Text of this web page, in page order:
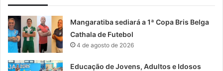
Mangaratiba sediará a 1ª Copa Bris Belga
Cathala de Futebol
4 de agosto de 2026
Educação de Jovens, Adultos e Idosos